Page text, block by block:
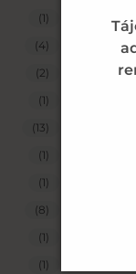
(1)
(4)
(2)
(1)
(13)
(1)
(1)
(8)
(1)
(1)